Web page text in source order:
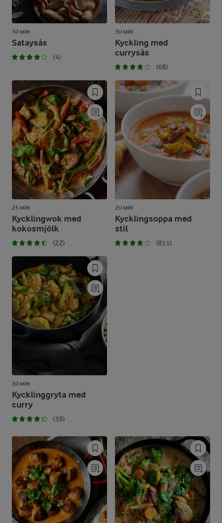
30 MIN
Sataysås
(4)
30 MIN
Kyckling med
currysås
(68)
25 MIN
Kycklingwok med
kokosmjölk
(22)
20 MIN
Kycklingsoppa med
stil
(811)
30 MIN
Kycklinggryta med
curry
(39)